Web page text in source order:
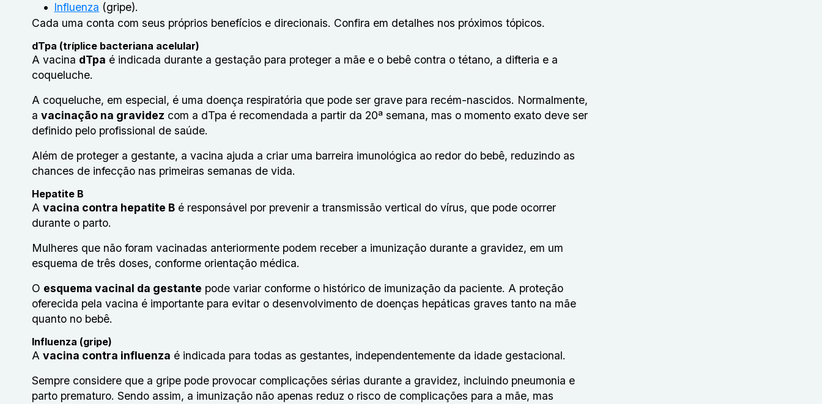
Influenza (gripe).
Cada uma conta com seus próprios benefícios e direcionais. Confira em detalhes nos próximos tópicos.
dTpa (tríplice bacteriana acelular)
A vacina dTpa é indicada durante a gestação para proteger a mãe e o bebê contra o tétano, a difteria e a
coqueluche.
A coqueluche, em especial, é uma doença respiratória que pode ser grave para recém-nascidos. Normalmente,
a vacinação na gravidez com a dTpa é recomendada a partir da 20ª semana, mas o momento exato deve ser
definido pelo profissional de saúde.
Além de proteger a gestante, a vacina ajuda a criar uma barreira imunológica ao redor do bebê, reduzindo as
chances de infecção nas primeiras semanas de vida.
Hepatite B
A vacina contra hepatite B é responsável por prevenir a transmissão vertical do vírus, que pode ocorrer
durante o parto.
Mulheres que não foram vacinadas anteriormente podem receber a imunização durante a gravidez, em um
esquema de três doses, conforme orientação médica.
O esquema vacinal da gestante pode variar conforme o histórico de imunização da paciente. A proteção
oferecida pela vacina é importante para evitar o desenvolvimento de doenças hepáticas graves tanto na mãe
quanto no bebê.
Influenza (gripe)
A vacina contra influenza é indicada para todas as gestantes, independentemente da idade gestacional.
Sempre considere que a gripe pode provocar complicações sérias durante a gravidez, incluindo pneumonia e
parto prematuro. Sendo assim, a imunização não apenas reduz o risco de complicações para a mãe, mas